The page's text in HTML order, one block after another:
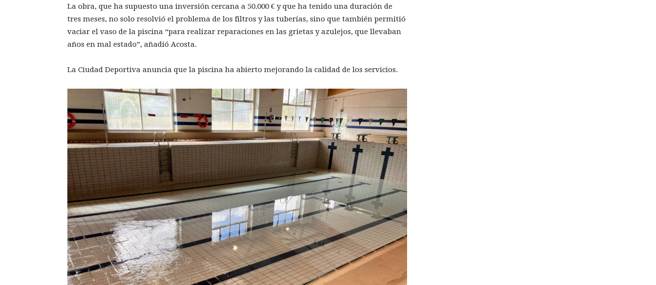
La obra, que ha supuesto una inversión cercana a 50.000 € y que ha tenido una duración de
tres meses, no solo resolvió el problema de los filtros y las tuberías, sino que también permitió
vaciar el vaso de la piscina “para realizar reparaciones en las grietas y azulejos, que llevaban
años en mal estado”, añadió Acosta.
La Ciudad Deportiva anuncia que la piscina ha abierto mejorando la calidad de los servicios.